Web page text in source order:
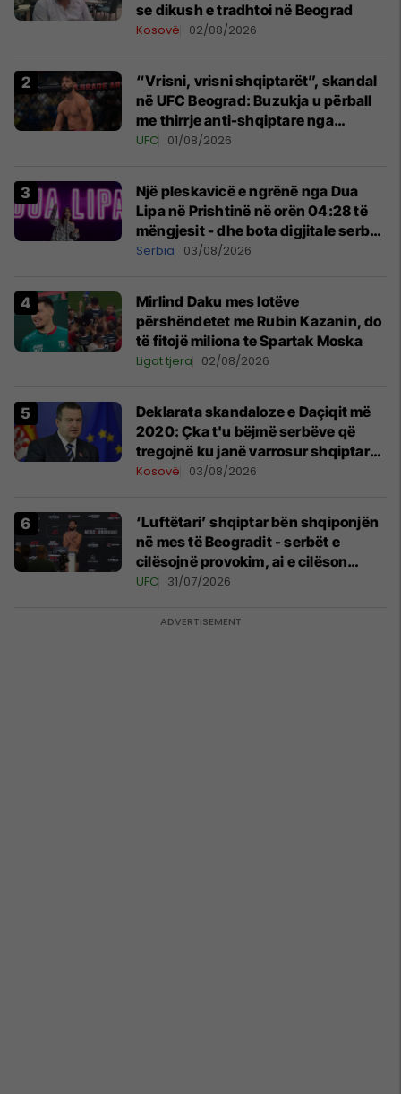
se dikush e tradhtoi në Beograd
Kosovë 02/08/2026
“Vrisni, vrisni shqiptarët”, skandal
në UFC Beograd: Buzukja u përball
me thirrje anti-shqiptare nga
tribunat
UFC 01/08/2026
Një pleskavicë e ngrënë nga Dua
Lipa në Prishtinë në orën 04:28 të
mëngjesit - dhe bota digjitale serbe
shpall gjendjen e luftës
Serbia 03/08/2026
Mirlind Daku mes lotëve
përshëndetet me Rubin Kazanin, do
të fitojë miliona te Spartak Moska
Ligat tjera 02/08/2026
​Deklarata skandaloze e Daçiqit më
2020: Çka t'u bëjmë serbëve që
tregojnë ku janë varrosur shqiptarët
në Serbi
Kosovë 03/08/2026
‘Luftëtari’ shqiptar bën shqiponjën
në mes të Beogradit - serbët e
cilësojnë provokim, ai e cilëson
simbol të identitetit
UFC 31/07/2026